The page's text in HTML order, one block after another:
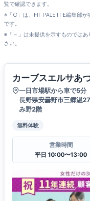
覧で確認できます。
※「○」は、FIT PALETTE編集部が
です。
※「－」は未提供を示すものでは
さい。
カーブスエルサあ
一日市場駅から車で5分
長野県安曇野市三郷温
み野2階
無料体験
営業時間
平日 10:00〜13:00